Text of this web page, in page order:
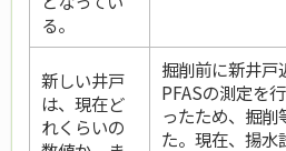
る。
新しい井戸
は、現在ど
れくらいの
掘削前に新井戸
PFASの測定を
ったため、掘削
た。現在、揚水